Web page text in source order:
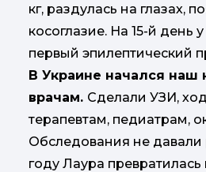
кг, раздулась на глазах,
косоглазие. На 15-й день
первый эпилептический
В Украине начался наш
врачам. Сделали УЗИ,
терапевтам, педиатрам,
Обследования не давали
году Лаура